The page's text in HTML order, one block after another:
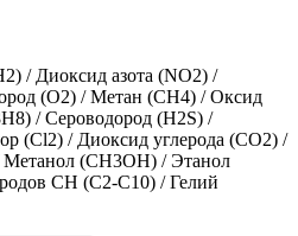
/ Диоксид азота (NO2) /
(O2) /Метан (CH4) /Оксид
/Сероводород (H2S) /
(Cl2) / Диоксид углерода (CO2) /
Метанол (CH3OH) /Этанол
CH (C2-C10) /Гелий